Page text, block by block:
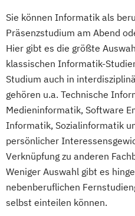
Management (DE/EN)
Marketing und digitale
Master of Business
Mechatronik
Medieninformatik
Medizinische
Modemanagement
Nachhaltiges
Online Marketing
Online Marketing (DE/
Online Marketing
Personalpsychologie
Pharmamanagement
Praxis- und
Prozess- und
Psychologie
Sales Management &
Soziale Arbeit
Soziale Arbeit im
Mathematik für
Mechatronik
Medizinische
Mensch-Computer-
Nachhaltiges Design
management
Nationale und
und
New Venture
Sie können Informatik als
Präsenzstudium am Abend
Hier gibt es die größte
klassischen Informatik-
Studium auch in
gehören u.a. Technische
Medieninformatik, Software
Informatik, Sozialinformatik
persönlicher
Verknüpfung zu anderen
Weniger Auswahl gibt es
nebenberuflichen
selbst einteilen können.